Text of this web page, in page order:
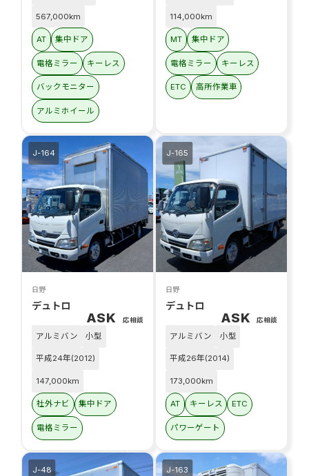
567,000km
AT 集中ドア
電格ミラー キーレス
バックモニター
アルミホイール
114,000km
MT 集中ドア
電格ミラー キーレス
ETC 高所作業車
日野
デュトロ
ASK 応相談
アルミバン 小型
平成24年(2012)
147,000km
社外ナビ 集中ドア
電格ミラー
J-164
日野
デュトロ
ASK 応相談
アルミバン 小型
平成26年(2014)
173,000km
AT キーレス ETC
パワーゲート
J-165
J-48 J-163